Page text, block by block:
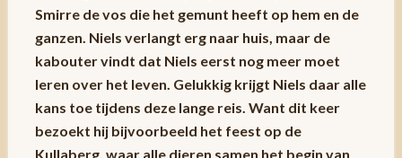
Smirre de vos die het gemunt heeft op hem en de
ganzen. Niels verlangt erg naar huis, maar de
kabouter vindt dat Niels eerst nog meer moet
leren over het leven. Gelukkig krijgt Niels daar alle
kans toe tijdens deze lange reis. Want dit keer
bezoekt hij bijvoorbeeld het feest op de
Kullaberg, waar alle dieren samen het begin van